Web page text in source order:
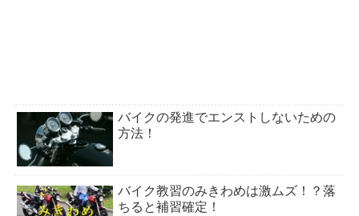
バイクの発進でエンストしないための
方法！
バイク教習のみきわめは激ムズ！？落
ちると補習確定！